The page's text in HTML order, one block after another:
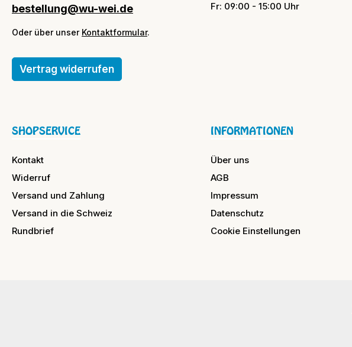
bestellung@wu-wei.de
Oder über unser Kontaktformular.
Vertrag widerrufen
SHOPSERVICE
Kontakt
Widerruf
Versand und Zahlung
Versand in die Schweiz
Rundbrief
INFORMATIONEN
Über uns
AGB
Impressum
Datenschutz
Cookie Einstellungen
Fr: 09:00 - 15:00 Uhr